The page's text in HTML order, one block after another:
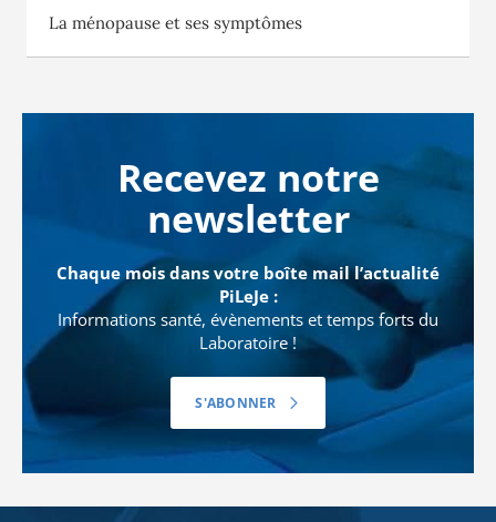
La ménopause et ses symptômes
Recevez notre
newsletter
Chaque mois dans votre boîte mail l’actualité
PiLeJe :
Informations santé, évènements et temps forts du
Laboratoire !
S'ABONNER